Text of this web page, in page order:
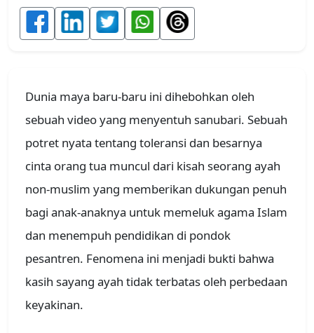
Dunia maya baru-baru ini dihebohkan oleh
sebuah video yang menyentuh sanubari. Sebuah
potret nyata tentang toleransi dan besarnya
cinta orang tua muncul dari kisah seorang ayah
non-muslim yang memberikan dukungan penuh
bagi anak-anaknya untuk memeluk agama Islam
dan menempuh pendidikan di pondok
pesantren. Fenomena ini menjadi bukti bahwa
kasih sayang ayah tidak terbatas oleh perbedaan
keyakinan.